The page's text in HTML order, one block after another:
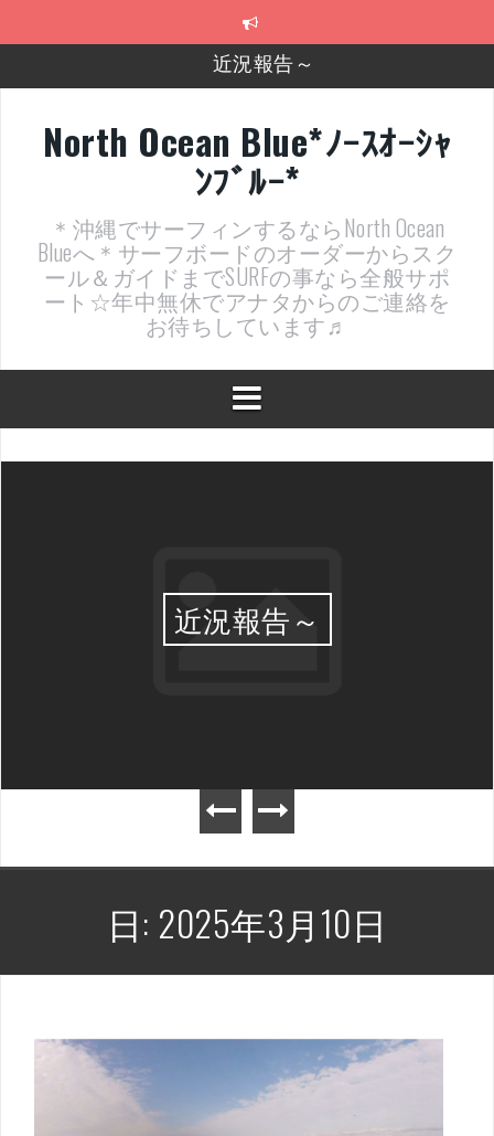
近況報告～
2026年明けました〜
近況報告ww
ヤッチマッターーーー！！！
支部長就任報告と支部予選・検定開催決定！
North Ocean Blue*ﾉｰｽｵｰｼｬ
ﾝﾌﾞﾙｰ*
＊沖縄でサーフィンするならNorth Ocean
Blueへ＊サーフボードのオーダーからスク
ール＆ガイドまでSURFの事なら全般サポ
ート☆年中無休でアナタからのご連絡を
お待ちしています♬
近況報告～
日: 2025年3月10日